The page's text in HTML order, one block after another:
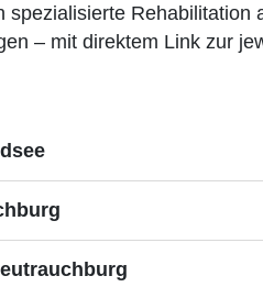
spezialisierte
– mit direktem Link zur